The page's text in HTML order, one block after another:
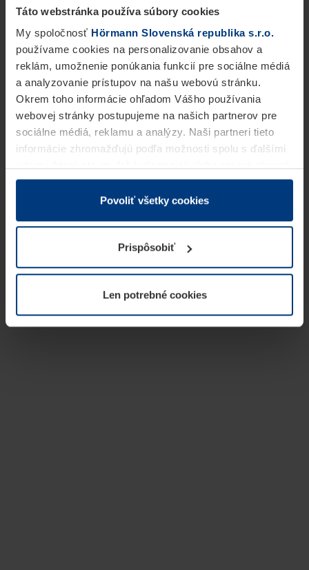
Táto webstránka používa súbory cookies
My spoločnosť Hörmann Slovenská republika s.r.o.
používame cookies na personalizovanie obsahov a
reklám, umožnenie ponúkania funkcií pre sociálne médiá
a analyzovanie prístupov na našu webovú stránku.
Okrem toho informácie ohľadom Vášho používania
webovej stránky postupujeme na našich partnerov pre
sociálne médiá, reklamu a analýzy. Naši partneri tieto
informácie zhromažďujú podľa možnosti spolu s ďalšími
v rámci Vášho využívania služieb.
Z právneho hľadiska môžeme cookies ukladať na Vašom
prevádzku tejto stránky. Pre všetky ostatné typy cookie
potrebujeme Vaše povolenie. Vaše povolenie môžete
kedykoľvek zmeniť alebo odvolať vo vysvetlení cookie
našej webovej stránky.
Povoliť všetky cookies
Prispôsobiť
Len potrebné cookies